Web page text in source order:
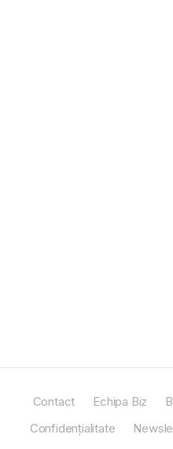
Contact Echipa Biz
Confidențialitate